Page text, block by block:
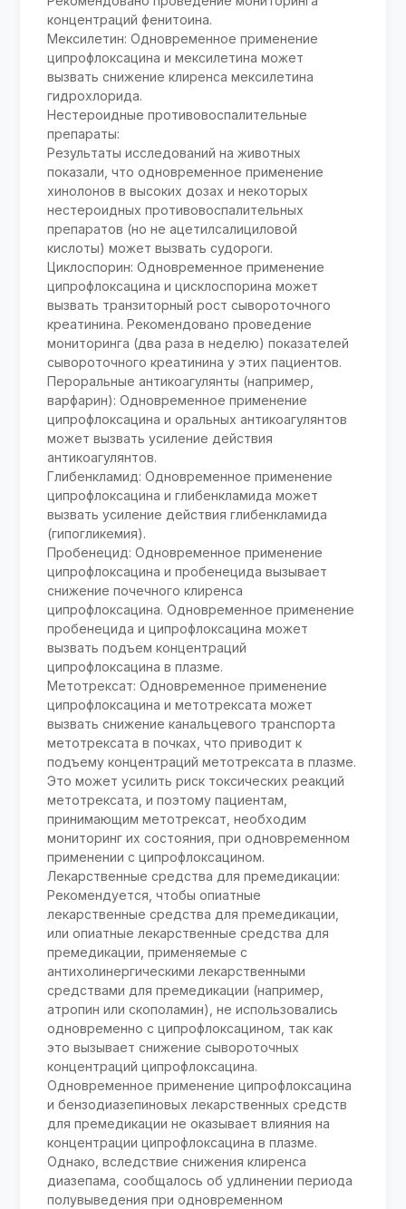
концентраций фенитоина.
Мексилетин: Одновременное применение
ципрофлоксацина и мексилетина может
вызвать снижение клиренса мексилетина
гидрохлорида.
Нестероидные противовоспалительные
препараты:
Результаты исследований на животных
показали, что одновременное применение
хинолонов в высоких дозах и некоторых
нестероидных противовоспалительных
препаратов (но не ацетилсалициловой
кислоты) может вызвать судороги.
Циклоспорин: Одновременное применение
ципрофлоксацина и цисклоспорина может
вызвать транзиторный рост сывороточного
креатинина. Рекомендовано проведение
мониторинга (два раза в неделю) показателей
сывороточного креатинина у этих пациентов.
Пероральные антикоагулянты (например,
варфарин): Одновременное применение
ципрофлоксацина и оральных антикоагулянтов
может вызвать усиление действия
антикоагулянтов.
Глибенкламид: Одновременное применение
ципрофлоксацина и глибенкламида может
вызвать усиление действия глибенкламида
(гипогликемия).
Пробенецид: Одновременное применение
ципрофлоксацина и пробенецида вызывает
снижение почечного клиренса
ципрофлоксацина. Одновременное применение
пробенецида и ципрофлоксацина может
вызвать подъем концентраций
ципрофлоксацина в плазме.
Метотрексат: Одновременное применение
ципрофлоксацина и метотрексата может
вызвать снижение канальцевого транспорта
метотрексата в почках, что приводит к
подъему концентраций метотрексата в плазме.
Это может усилить риск токсических реакций
метотрексата, и поэтому пациентам,
принимающим метотрексат, необходим
мониторинг их состояния, при одновременном
применении с ципрофлоксацином.
Лекарственные средства для премедикации:
Рекомендуется, чтобы опиатные
лекарственные средства для премедикации,
или опиатные лекарственные средства для
премедикации, применяемые с
антихолинергическими лекарственными
средствами для премедикации (например,
атропин или скополамин), не использовались
одновременно с ципрофлоксацином, так как
это вызывает снижение сывороточных
концентраций ципрофлоксацина.
Одновременное применение ципрофлоксацина
и бензодиазепиновых лекарственных средств
для премедикации не оказывает влияния на
концентрации ципрофлоксацина в плазме.
Однако, вследствие снижения клиренса
диазепама, сообщалось об удлинении периода
полувыведения при одновременном